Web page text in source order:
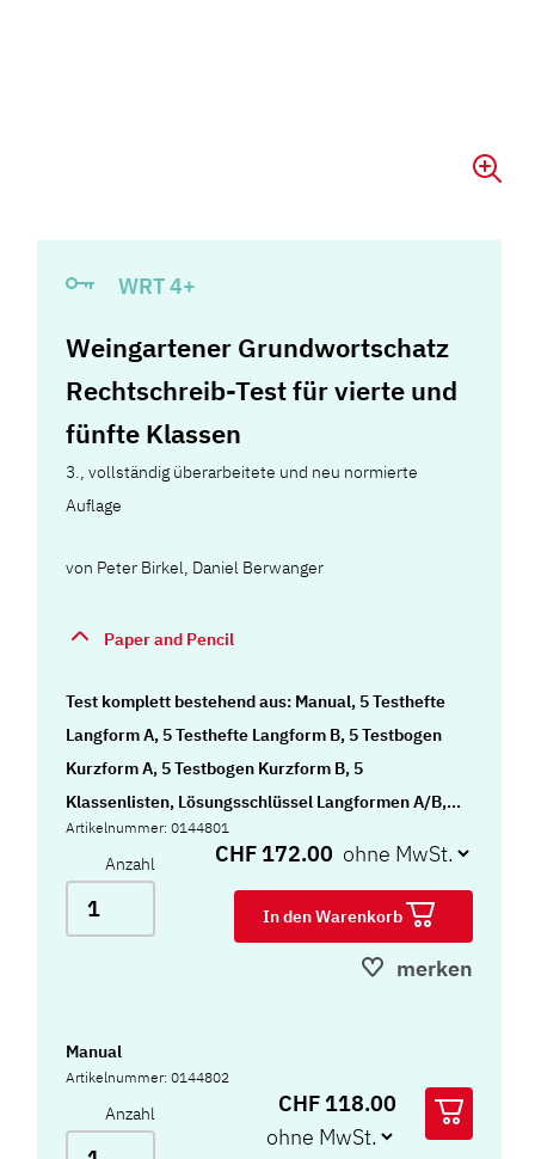
WRT 4+
Weingartener Grundwortschatz
Rechtschreib-Test für vierte und
fünfte Klassen
3., vollständig überarbeitete und neu normierte
Auflage
von Peter Birkel, Daniel Berwanger
Paper and Pencil
Test komplett bestehend aus: Manual, 5 Testhefte
Langform A, 5 Testhefte Langform B, 5 Testbogen
Kurzform A, 5 Testbogen Kurzform B, 5
Klassenlisten, Lösungsschlüssel Langformen A/B,
Lösungsschlüssel Kurzformen A/B und Mappe
Artikelnummer: 0144801
Anzahl CHF 172.00
In den Warenkorb
merken
Manual
Artikelnummer: 0144802
Anzahl CHF 118.00